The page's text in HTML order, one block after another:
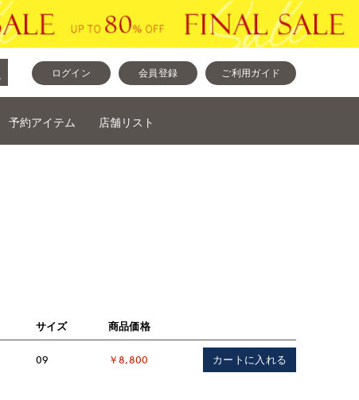
ログイン 会員登録 ご利用ガイド
予約アイテム 店舗リスト
サイズ 商品価格
09 ￥8,800 カートに入れる